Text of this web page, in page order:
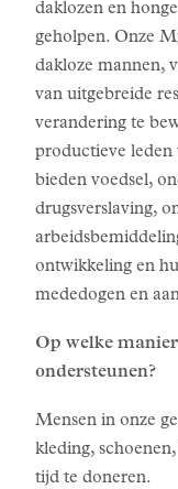
daklozen en
geholpen. Onze
dakloze mannen,
van uitgebreide
verandering te
productieve leden
bieden voedsel,
drugsverslaving,
ontwikkeling en
mededogen en
Op welke
ondersteunen?
Mensen in onze
kleding,
tijd te doneren.